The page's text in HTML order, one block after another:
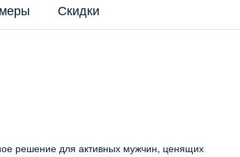
Скидки
решение для активных мужчин, ценящих